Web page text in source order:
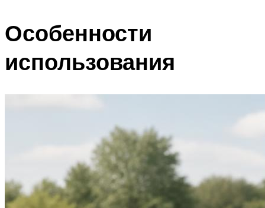
Особенности
использования